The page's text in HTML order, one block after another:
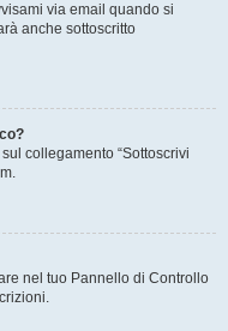
via email quando si
anche sottoscritto
collegamento “Sottoscrivi
nel tuo Pannello di Controllo